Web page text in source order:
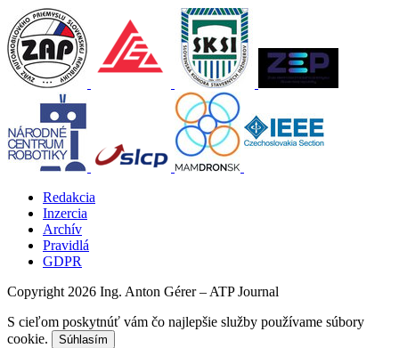
Redakcia
Inzercia
Archív
Pravidlá
GDPR
Copyright 2026 Ing. Anton Gérer – ATP Journal
S cieľom poskytnúť vám čo najlepšie služby používame súbory
cookie.
Súhlasím